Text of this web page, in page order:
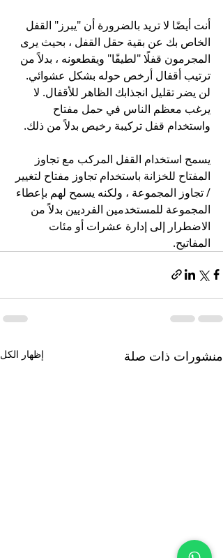
أنت أيضًا لا تريد بالضرورة أن "يبرز" القفل
الخاص بك عن بقية حقل القفل ، بحيث يرى
المجرمون قفلًا "لطيفًا" ويقطعونه ، بدلاً من
ترتيب أقفال أرخص حوله بشكل عشوائي.
لن يضر تقليل انجذابك الظاهر للأقفال. لا
يرغب معظم الناس في حمل مفتاح
واستخدام قفل تركيبة رخيص بدلاً من ذلك.
يسمح استخدام القفل المركب مع تجاوز
المفتاح للخزانة باستخدام تجاوز مفتاح لتغيير
/ تجاوز المجموعة ، ولكنه يسمح لهم بإعطاء
المجموعة للمستخدمين الفرديين بدلاً من
الاضطرار إلى إدارة عشرات أو مئات
المفاتيح.
منشورات ذات صلة إظهار الكل